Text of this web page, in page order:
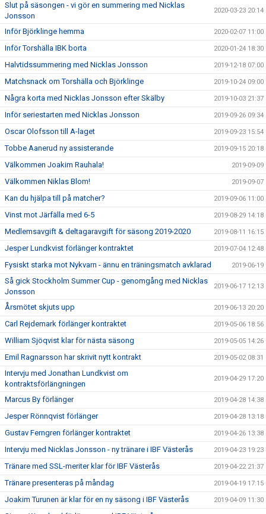
Slut på säsongen - vi gör en summering med Nicklas
Jonsson
2020-03-23 20:14
Inför Björklinge hemma 2020-02-07 11:00
Inför Torshälla IBK borta 2020-01-24 18:30
Halvtidssummering med Nicklas Jonsson 2019-12-18 07:00
Matchsnack om Torshälla och Björklinge 2019-10-24 09:00
Några korta med Nicklas Jonsson efter Skälby 2019-10-03 21:37
Inför seriestarten med Nicklas Jonsson 2019-09-26 09:34
Oscar Olofsson till A-laget 2019-09-23 15:54
Tobbe Aanerud ny assisterande 2019-09-15 20:18
Välkommen Joakim Rauhala! 2019-09-09
Välkommen Niklas Blom! 2019-09-07
Kan du hjälpa till på matcher? 2019-09-06 11:00
Vinst mot Järfälla med 6-5 2019-08-29 14:18
Medlemsavgift & deltagaravgift för säsong 2019-2020 2019-08-11 16:15
Jesper Lundkvist förlänger kontraktet 2019-07-04 12:48
Fysiskt starka mot Nykvarn - ännu en träningsmatch avklarad 2019-06-19
Så gick Stockholm Summer Cup - genomgång med Nicklas
Jonsson
2019-06-17 12:13
Årsmötet skjuts upp 2019-06-13 20:20
Carl Rejdemark förlänger kontraktet 2019-05-06 18:56
William Sjöqvist klar för nästa säsong 2019-05-05 14:26
Emil Ragnarsson har skrivit nytt kontrakt 2019-05-02 08:31
Intervju med Jonathan Lundkvist om
kontraktsförlängningen
2019-04-29 17:20
Marcus By förlänger 2019-04-28 14:38
Jesper Rönnqvist förlänger 2019-04-28 13:18
Gustav Ferngren förlänger kontraktet 2019-04-26 13:38
Intervju med Nicklas Jonsson - ny tränare i IBF Västerås 2019-04-23 19:23
Tränare med SSL-meriter klar för IBF Västerås 2019-04-22 21:37
Tränare presenteras på måndag 2019-04-19 17:15
Joakim Turunen är klar för en ny säsong i IBF Västerås 2019-04-09 11:30